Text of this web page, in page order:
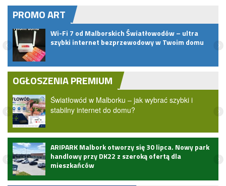
PROMO ART
Wi-Fi 7 od Malborskich Światłowodów – ultra
szybki internet bezprzewodowy w Twoim domu
OGŁOSZENIA PREMIUM
Światłowód w Malborku – jak wybrać szybki i
stabilny internet do domu?
ARIPARK Malbork otworzy się 30 lipca. Nowy park
handlowy przy DK22 z szeroką ofertą dla
mieszkańców